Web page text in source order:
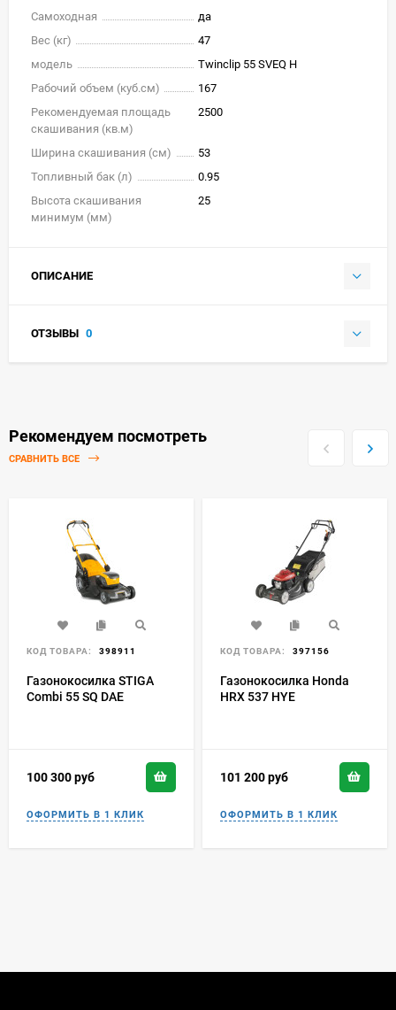
Самоходная
да
Вес (кг)
47
модель
Twinclip 55 SVEQ H
Рабочий объем (куб.см)
167
Рекомендуемая площадь
скашивания (кв.м)
2500
Ширина скашивания (см)
53
Топливный бак (л)
0.95
Высота скашивания
минимум (мм)
25
ОПИСАНИЕ
ОТЗЫВЫ 0
Рекомендуем посмотреть
СРАВНИТЬ ВСЕ
КОД ТОВАРА: 398911
Газонокосилка STIGA
Combi 55 SQ DAE
100 300руб
КОД ТОВАРА: 397156
Газонокосилка Honda
HRX 537 HYE
101 200руб